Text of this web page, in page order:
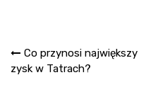
Nawigacja
wpisu
Co przynosi największy
zysk w Tatrach?